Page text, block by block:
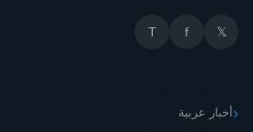
𝕏
f
T
أخبار عربية